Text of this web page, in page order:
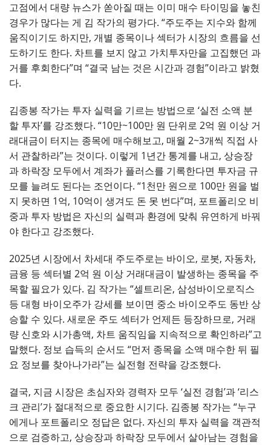
고점에서 대량 뉴스가 쏟아질 때는 이미 매수 타이밍을 놓친
경우가 많다는 게 김 작가의 평가다. “주도주는 지수와 함께
움직이기도 하지만, 개별 종목이나 섹터가 시장의 흐름을 선
도하기도 한다. 차트를 보지 않고 가치투자만을 고집했던 과
거를 후회한다”며 “결국 남는 것은 시간과 경험”이라고 밝혔
다.
김종봉 작가는 투자 실력을 기르는 방법으로 ‘실전 소액 분
할 투자’를 강조했다. “10만~100만 원 단위로 2억 원 이상 거
래대금이 터지는 종목에 매수해보고, 매월 2~3개씩 직접 사
서 관찰하라”는 것이다. 이렇게 1년간 통계를 내고, 상승장
과 하락장 모두에서 계좌가 플러스를 기록한다면 투자금 규
모를 늘려도 된다는 조언이다. “1천만 원으로 100만 원을 벌
지 못하면 1억, 10억이 생겨도 돈 못 번다”며, 포트폴리오 비
중과 투자 방법은 자신의 실력과 환경에 맞춰 유연하게 바꿔
야 한다고 강조했다.
2025년 시장에서 차세대 주도주로는 바이오, 로봇, 자동차,
금융 등 섹터별 2억 원 이상 거래대금이 발생하는 종목을 주
목할 필요가 있다. 김 작가는 “셀트리온, 삼성바이오로직스
등 대형 바이오주가 강세를 보이면 중소 바이오주도 동반 상
승할 수 있다. 새로운 주도 섹터가 언제든 등장하므로, 거래
량 신호와 시가총액, 차트 움직임을 지속적으로 확인하라”고
말했다. 정보 습득의 순서도 “먼저 종목을 소액 매수한 뒤 필
요 정보를 찾아나가라”는 실전형 전략을 강조했다.
결국, 지금 시장은 초심자와 경력자 모두 ‘실전 경험’과 ‘리스
크 관리’가 절대적으로 중요한 시기다. 김종봉 작가는 “누구
에게나 포트폴리오 정답은 없다. 자신의 투자 실력을 객관적
으로 검증하고, 상승장과 하락장 모두에서 살아남는 경험을